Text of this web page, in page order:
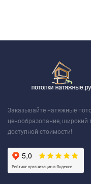
Заказывайте натяжные
ценообразование,
доступной стоимости!